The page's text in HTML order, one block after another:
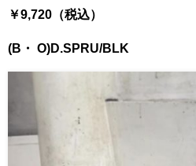
￥9, 720（税込）
(B・ O)D.SPRU/BLK